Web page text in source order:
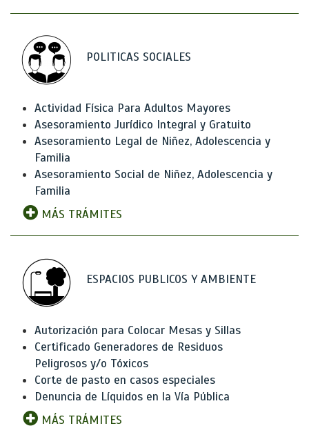
POLITICAS SOCIALES
Actividad Física Para Adultos Mayores
Asesoramiento Jurídico Integral y Gratuito
Asesoramiento Legal de Niñez, Adolescencia y
Familia
Asesoramiento Social de Niñez, Adolescencia y
Familia
MÁS TRÁMITES
ESPACIOS PUBLICOS Y AMBIENTE
Autorización para Colocar Mesas y Sillas
Certificado Generadores de Residuos
Peligrosos y/o Tóxicos
Corte de pasto en casos especiales
Denuncia de Líquidos en la Vía Pública
MÁS TRÁMITES